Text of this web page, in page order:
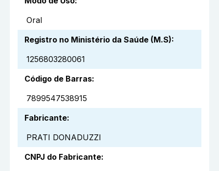
Oral
Registro no Ministério da Saúde (M.S):
1256803280061
Código de Barras:
7899547538915
Fabricante:
PRATI DONADUZZI
CNPJ do Fabricante: